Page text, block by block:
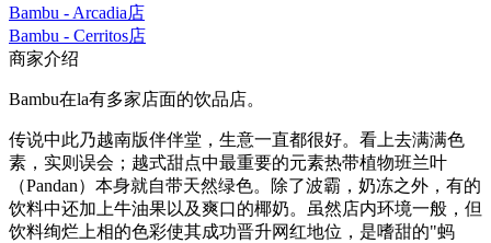
Bambu - Arcadia店
Bambu - Cerritos店
商家介绍
Bambu在la有多家店面的饮品店。
传说中此乃越南版伴伴堂，生意一直都很好。看上去满满色
素，实则误会；越式甜点中最重要的元素热带植物班兰叶
（Pandan）本身就自带天然绿色。除了波霸，奶冻之外，有的
饮料中还加上牛油果以及爽口的椰奶。虽然店内环境一般，但
饮料绚烂上相的色彩使其成功晋升网红地位，是嗜甜的"蚂